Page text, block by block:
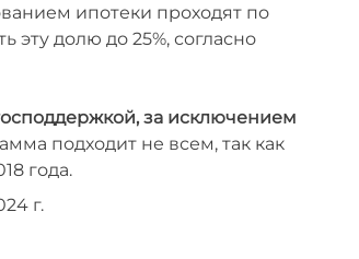
ипотеки проходят по
эту долю до 25%, согласно
за исключением
подходит не всем, так как
года.
г.